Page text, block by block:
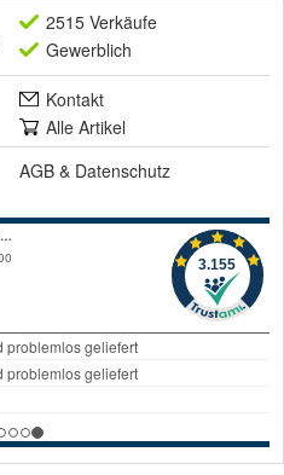
2515 Verkäufe
Gewerblich
Kontakt
Alle Artikel
AGB & Datenschutz